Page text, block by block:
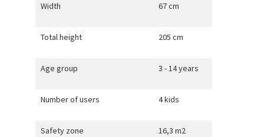
Width 67 cm
Total height 205 cm
Age group 3 - 14 years
Number of users 4 kids
Safety zone 16,3 m2